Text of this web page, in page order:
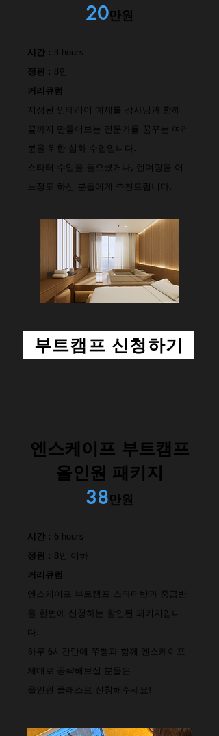
20만원
시간 : 3 hours
정원 : 8인
커리큐럼
지정된 인테리어 예제를 강사님과 함께
끝까지 만들어보는 전문가를 꿈꾸는 여러
분을 위한 심화 수업입니다.
스타터 수업을 들으셨거나, 렌더링을 어
느정도 하신 분들에게 추천드립니다.
부트캠프 신청하기
엔스케이프 부트캠프
올인원 패키지
38만원
시간 : 6 hours
정원 : 8인 이하
커리큐럼
엔스케이프 부트캠프 스타터반과 중급반
을 한번에 신청하는 할인된 패키지입니
다.
하루 6시간만에 쭈햄과 함께 엔스케이프
제대로 공략해보실 분들은
​올인원 클래스로 신청해주세요!